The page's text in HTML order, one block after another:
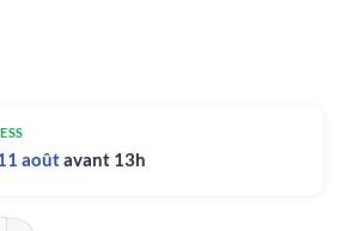
aoûtavant 13h